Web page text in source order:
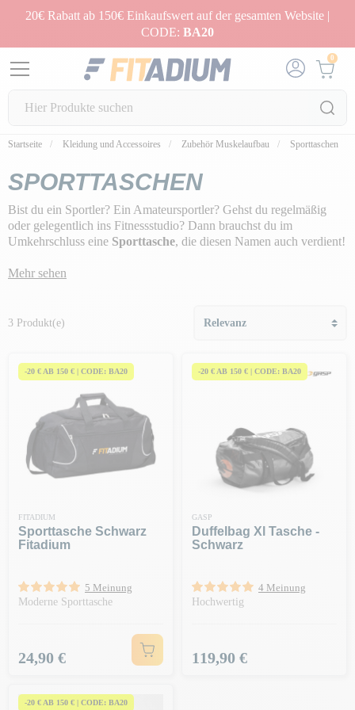
20€ Rabatt ab 150€ Einkaufswert auf der gesamten Website |
CODE: BA20
0
Startseite Kleidung und Accessoires Zubehör Muskelaufbau Sporttaschen
SPORTTASCHEN
Bist du ein Sportler? Ein Amateursportler? Gehst du regelmäßig
oder gelegentlich ins Fitnessstudio? Dann brauchst du im
Umkehrschluss eine Sporttasche, die diesen Namen auch verdient!
sportlichen und ultracoolen Look!
Mehr sehen
3 Produkt(e)
-20 € AB 150 € | CODE: BA20
FITADIUM
Sporttasche Schwarz
Fitadium
5 Meinung
Moderne Sporttasche
Preis
24,90 €
-20 € AB 150 € | CODE: BA20
GASP
Duffelbag Xl Tasche -
Schwarz
4 Meinung
Hochwertig
Preis
119,90 €
-20 € AB 150 € | CODE: BA20